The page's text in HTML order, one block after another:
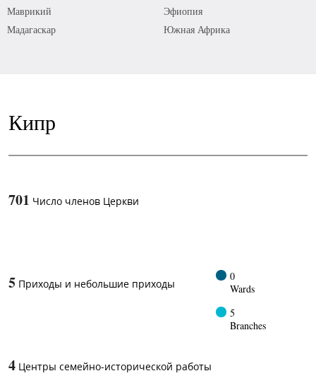
Маврикий
Мадагаскар
Эфиопия
Южная Африка
Кипр
701 Число членов Церкви
5 Приходы и небольшие приходы
0
Wards
5
Branches
4 Центры семейно-исторической работы